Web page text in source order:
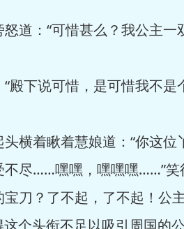
：“可惜甚么？我公主一
下说可惜，是可惜我不是
着瞅着慧娘道：“你这位
不尽……嘿嘿，嘿嘿嘿……”笑
刀？了不起，了不起！公
个头衔不足以吸引周国的